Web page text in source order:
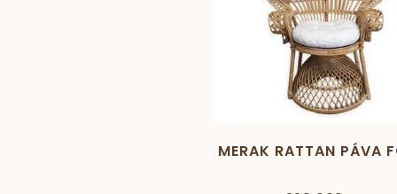
MERAK RATTAN PÁVA